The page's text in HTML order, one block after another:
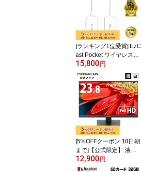
ラーリング hdmi 無線 テ
レビ接続 大画面 プレゼ
ンテーション ワイヤレス
HDMIエクステンダー プ
リンストン
[ランキング1位受賞] EzC
ast Pocket ワイヤレスプ
レゼンテーション USB-
C to HDMI接続 1対1接続
EZCASTPOCKET-C1R1
ミラーリング ワイヤレス
ミラーリング hdmi 無線
テレビ接続 大画面 プレ
ゼンテーション type-c ワ
イヤレス HDMIエクステ
ンダー iphone17 iphone
16
15,800 円
[5%OFFクーポン 10日朝
まで]【公式限定】 液晶
ディスプレイ 23.8インチ
ワイド 【付属ケーブル限
12,900 円